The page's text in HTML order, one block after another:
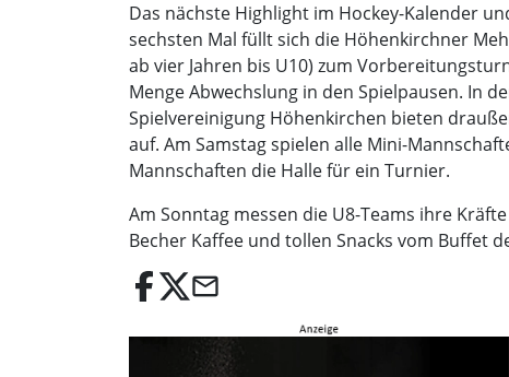
Das nächste Highlight im Hockey-Kalender
sechsten Mal füllt sich die Höhenkirchner
ab vier Jahren bis U10) zum
Menge Abwechslung in den Spielpausen. In
Spielvereinigung Höhenkirchen bieten
auf. Am Samstag spielen alle Mini-
Mannschaften die Halle für ein Turnier.
Am Sonntag messen die U8-Teams ihre
Becher Kaffee und tollen Snacks vom Buffet
email